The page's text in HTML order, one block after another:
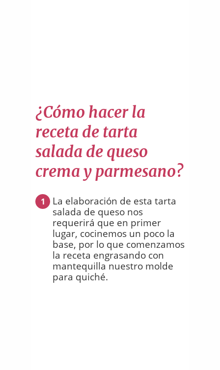
¿Cómo hacer la
receta de tarta
salada de queso
crema y parmesano?
1
La elaboración de esta tarta
salada de queso nos
requerirá que en primer
lugar, cocinemos un poco la
base, por lo que comenzamos
la receta engrasando con
mantequilla nuestro molde
para quiché.